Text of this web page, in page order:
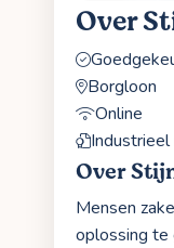
Over
Borgloon
Online
Industrieel
Over
Mensen
oplossing te